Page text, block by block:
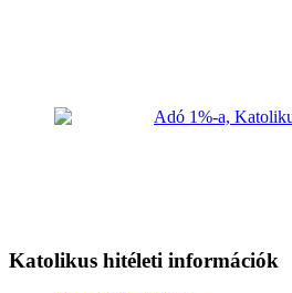
Katolikus hitéleti információk